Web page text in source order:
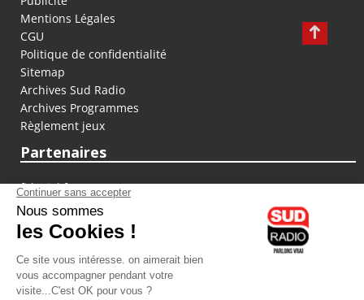
Mentions Légales
CGU
Politique de confidentialité
Sitemap
Archives Sud Radio
Archives Programmes
Règlement jeux
Partenaires
fiducial.fr
lyoncapitale.fr
olympique-et-lyonnais.com
L'application Iphone / Android